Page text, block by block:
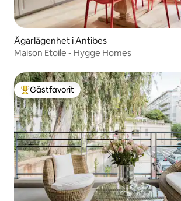
Ägarlägenhet i Antibes
Maison Etoile - Hygge Homes
Populär gästfavorit
Gästfavorit